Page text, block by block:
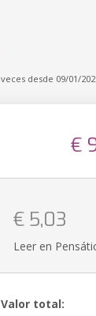
veces desde 09/01/
€
€ 5,03
Leer en
Valor total: